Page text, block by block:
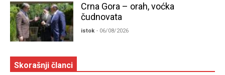
Crna Gora – orah, voćka
čudnovata
istok - 06/08/2026
Skorašnji članci